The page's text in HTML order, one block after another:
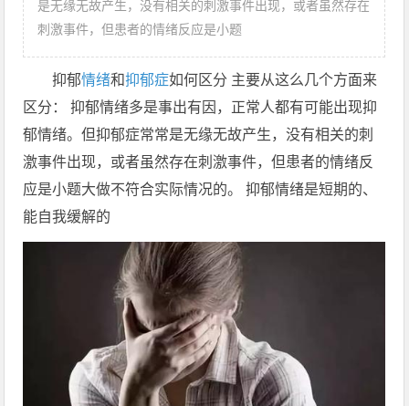
是无缘无故产生，没有相关的刺激事件出现，或者虽然存在
刺激事件，但患者的情绪反应是小题
抑郁情绪和抑郁症如何区分 主要从这么几个方面来
区分： 抑郁情绪多是事出有因，正常人都有可能出现抑
郁情绪。但抑郁症常常是无缘无故产生，没有相关的刺
激事件出现，或者虽然存在刺激事件，但患者的情绪反
应是小题大做不符合实际情况的。 抑郁情绪是短期的、
能自我缓解的